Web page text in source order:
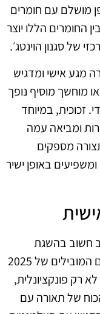
מושלם עם חומרים
החומרים הללו יוצר
של סגנון הוינטג׳.
מגע אישי ומדגיש
מוחשך מוסיף נופך
זכוכית, במיוחד
ומביאה עמה
מספקים
באופן ישיר
חשוב בהשגת
התוצאה הרצויה בעיצוב חלל. המעצבים המובילים של 2025
רק פונקציונלית,
של תאורה עם